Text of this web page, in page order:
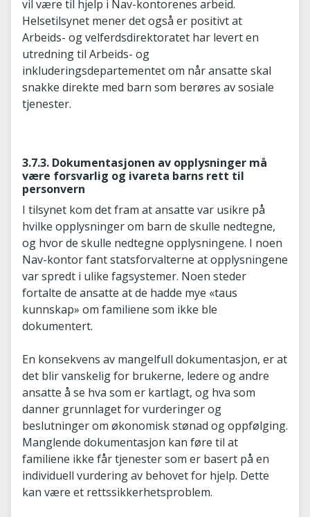
vil være til hjelp i Nav-kontorenes arbeid.
Helsetilsynet mener det også er positivt at
Arbeids- og velferdsdirektoratet har levert en
utredning til Arbeids- og
inkluderingsdepartementet om når ansatte skal
snakke direkte med barn som berøres av sosiale
tjenester.
3.7.3. Dokumentasjonen av opplysninger må
være forsvarlig og ivareta barns rett til
personvern
I tilsynet kom det fram at ansatte var usikre på
hvilke opplysninger om barn de skulle nedtegne,
og hvor de skulle nedtegne opplysningene. I noen
Nav-kontor fant statsforvalterne at opplysningene
var spredt i ulike fagsystemer. Noen steder
fortalte de ansatte at de hadde mye «taus
kunnskap» om familiene som ikke ble
dokumentert.
En konsekvens av mangelfull dokumentasjon, er at
det blir vanskelig for brukerne, ledere og andre
ansatte å se hva som er kartlagt, og hva som
danner grunnlaget for vurderinger og
beslutninger om økonomisk stønad og oppfølging.
Manglende dokumentasjon kan føre til at
familiene ikke får tjenester som er basert på en
individuell vurdering av behovet for hjelp. Dette
kan være et rettssikkerhetsproblem.